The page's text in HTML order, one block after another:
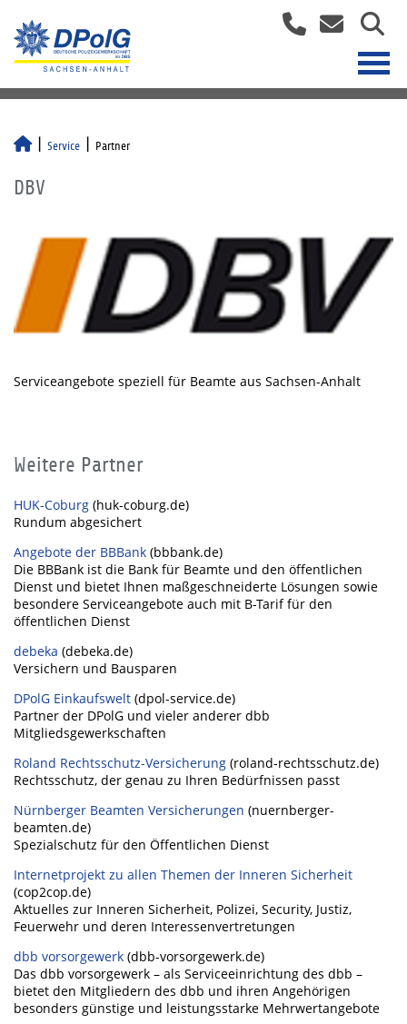
Service Partner
DBV
Serviceangebote speziell für Beamte aus Sachsen-Anhalt
Weitere Partner
HUK-Coburg (huk-coburg.de)
Rundum abgesichert
Angebote der BBBank (bbbank.de)
Die BBBank ist die Bank für Beamte und den öffentlichen
Dienst und bietet Ihnen maßgeschneiderte Lösungen sowie
besondere Serviceangebote auch mit B-Tarif für den
öffentlichen Dienst
debeka (debeka.de)
Versichern und Bausparen
DPolG Einkaufswelt (dpol-service.de)
Partner der DPolG und vieler anderer dbb
Mitgliedsgewerkschaften
Roland Rechtsschutz-Versicherung (roland-rechtsschutz.de)
Rechtsschutz, der genau zu Ihren Bedürfnissen passt
Nürnberger Beamten Versicherungen (nuernberger-
beamten.de)
Spezialschutz für den Öffentlichen Dienst
Internetprojekt zu allen Themen der Inneren Sicherheit
(cop2cop.de)
Aktuelles zur Inneren Sicherheit, Polizei, Security, Justiz,
Feuerwehr und deren Interessenvertretungen
dbb vorsorgewerk (dbb-vorsorgewerk.de)
Das dbb vorsorgewerk – als Serviceeinrichtung des dbb –
bietet den Mitgliedern des dbb und ihren Angehörigen
besonders günstige und leistungsstarke Mehrwertangebote